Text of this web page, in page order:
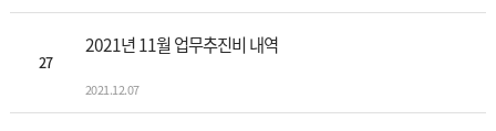
27
2021년 11월 업무추진비 내역
2021.12.07